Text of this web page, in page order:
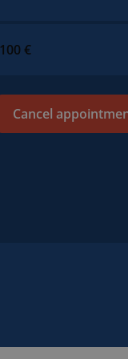
100 €
Cancel